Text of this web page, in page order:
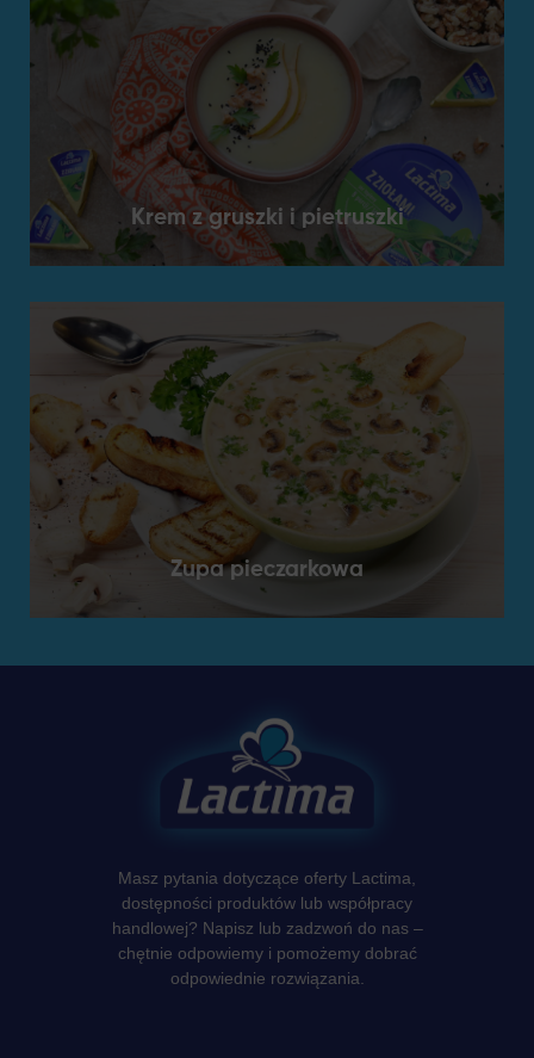
Krem z gruszki i pietruszki
Zupa pieczarkowa
Masz pytania dotyczące oferty Lactima,
dostępności produktów lub współpracy
handlowej? Napisz lub zadzwoń do nas –
chętnie odpowiemy i pomożemy dobrać
odpowiednie rozwiązania.